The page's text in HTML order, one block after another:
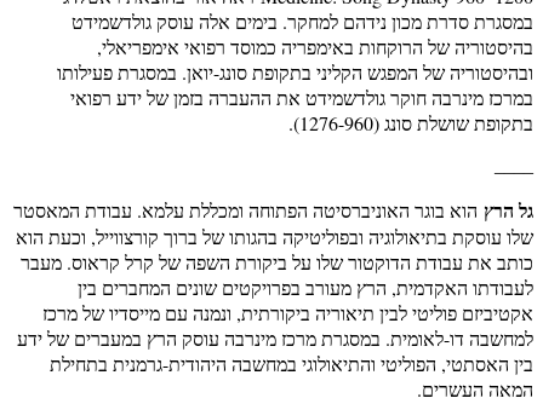
במסגרת סדרת מכון נידהם למחקר. בימים אלה עוסק גולדשמידט
בהיסטוריה של הרוקחות באימפריה כמוסד רפואי אימפריאלי,
ובהיסטוריה של המפגש הקליני בתקופת סונג-יואן. במסגרת פעילותו
במרכז מינרבה חוקר גולדשמידט את ההעברה בזמן של ידע רפואי
בתקופת שושלת סונג (1276-960).
גל הרץ הוא בוגר האוניברסיטה הפתוחה ומכללת עלמא. עבודת המאסטר
שלו עוסקת בתיאולוגיה ובפוליטיקה בהגותו של ברוך קורצווייל, וכעת הוא
כותב את עבודת הדוקטור שלו על ביקורת השפה של קרל קראוס. מעבר
לעבודתו האקדמית, הרץ מעורב בפרויקטים שונים המחברים בין
אקטיביזם פוליטי לבין תיאוריה ביקורתית, ונמנה עם מייסדיו של מרכז
למחשבה דו-לאומית. במסגרת מרכז מינרבה עוסק הרץ במעברים של ידע
בין האסתטי, הפוליטי והתיאולוגי במחשבה היהודית-גרמנית בתחילת
המאה העשרים.